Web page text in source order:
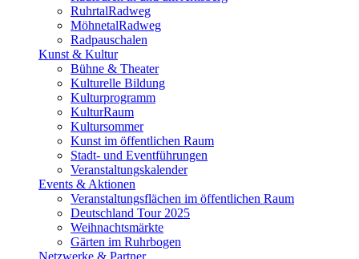
RuhrtalRadweg
MöhnetalRadweg
Radpauschalen
Kunst & Kultur
Bühne & Theater
Kulturelle Bildung
Kulturprogramm
KulturRaum
Kultursommer
Kunst im öffentlichen Raum
Stadt- und Eventführungen
Veranstaltungskalender
Events & Aktionen
Veranstaltungsflächen im öffentlichen Raum
Deutschland Tour 2025
Weihnachtsmärkte
Gärten im Ruhrbogen
Netzwerke & Partner